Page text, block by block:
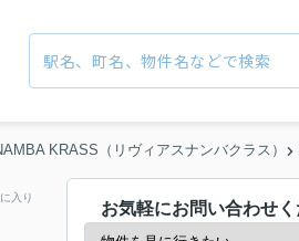
KRASS（リヴィアスナンバクラス）
入り
お気軽にお問い合わせ